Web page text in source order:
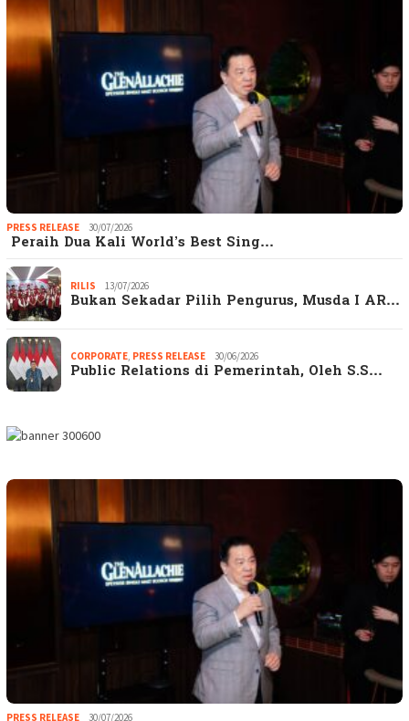
PRESS RELEASE 30/07/2026
Peraih Dua Kali World’s Best Sing…
RILIS 13/07/2026
Bukan Sekadar Pilih Pengurus, Musda I AR…
CORPORATE PRESS RELEASE 30/06/2026
Public Relations di Pemerintah, Oleh S.S…
PRESS RELEASE 30/07/2026